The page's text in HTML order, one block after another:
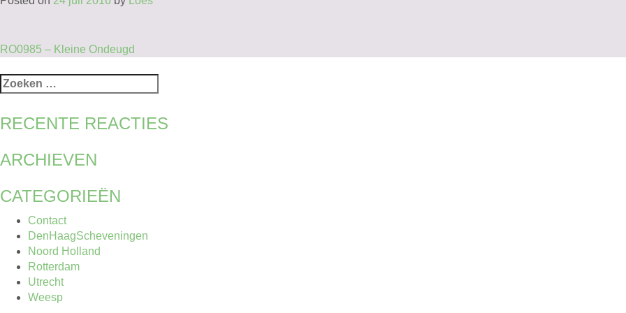
BERICHT
NAVIGATIE
RO0985 – Kleine Ondeugd
Zoeken
naar:
RECENTE REACTIES
ARCHIEVEN
CATEGORIEËN
Contact
DenHaagScheveningen
Noord Holland
Rotterdam
Utrecht
Weesp